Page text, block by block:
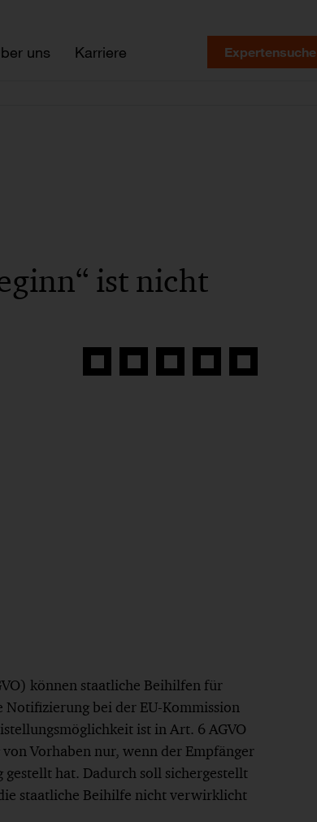
uns Karriere Expertensuche
ist nicht
Auf
Auf
Auf
Auf
Link
können staatliche Beihilfen für
bei der EU-Kommission
ist in Art. 6 AGVO
Vorhaben nur, wenn der Empfänger
hat. Dadurch soll sichergestellt
staatliche Beihilfe nicht verwirklicht